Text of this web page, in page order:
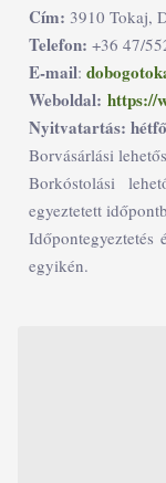
Cím: 3910 Tokaj,
Telefon: +36 47/
E-mail:
Weboldal: https://
Nyitvatartás:
Borvásárlási
Borkóstolási
egyeztetett
Időpontegyeztetés
egyikén.